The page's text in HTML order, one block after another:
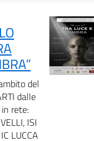
del
dalle
rete:
ISI
LUCCA